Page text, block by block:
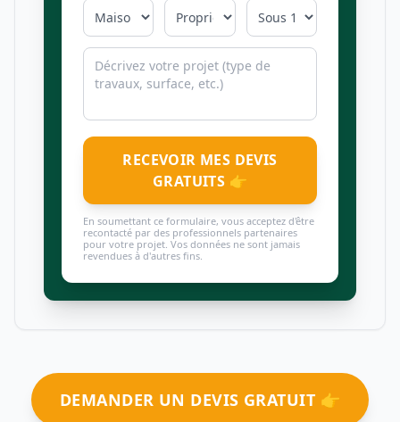
RECEVOIR MES DEVIS
GRATUITS 👉
En soumettant ce formulaire, vous acceptez d'être
recontacté par des professionnels partenaires
pour votre projet. Vos données ne sont jamais
revendues à d'autres fins.
DEMANDER UN DEVIS GRATUIT 👉